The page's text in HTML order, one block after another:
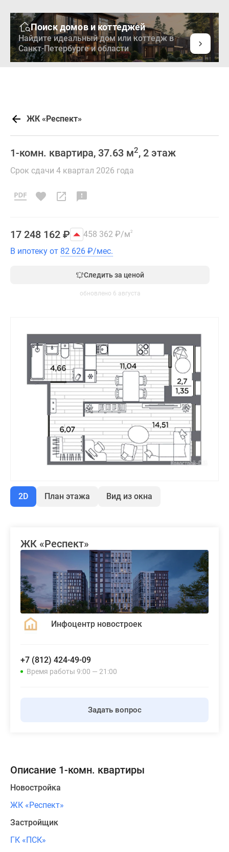
Поиск домов и коттеджей
Найдите идеальный дом или коттедж в
Санкт-Петербурге и области
ЖК «Респект»
1-комн. квартира, 37.63 м2, 2 этаж
Срок сдачи 4 квартал 2026 года
17 248 162 ₽ 458 362 ₽/м2
В ипотеку от 82 626 ₽/мес.
Следить за ценой
обновлено 6 августа
2D План этажа Вид из окна
ЖК «Респект»
Инфоцентр новостроек
+7 (812) 424-49-09
Время работы 9:00 — 21:00
Задать вопрос
Описание 1-комн. квартиры
Новостройка
ЖК «Респект»
Застройщик
ГК «ПСК»